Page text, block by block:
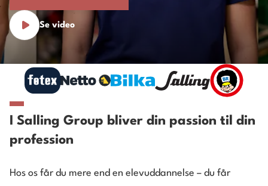
Se video
I Salling Group bliver din passion til din
profession
Hos os får du mere end en elevuddannelse – du får